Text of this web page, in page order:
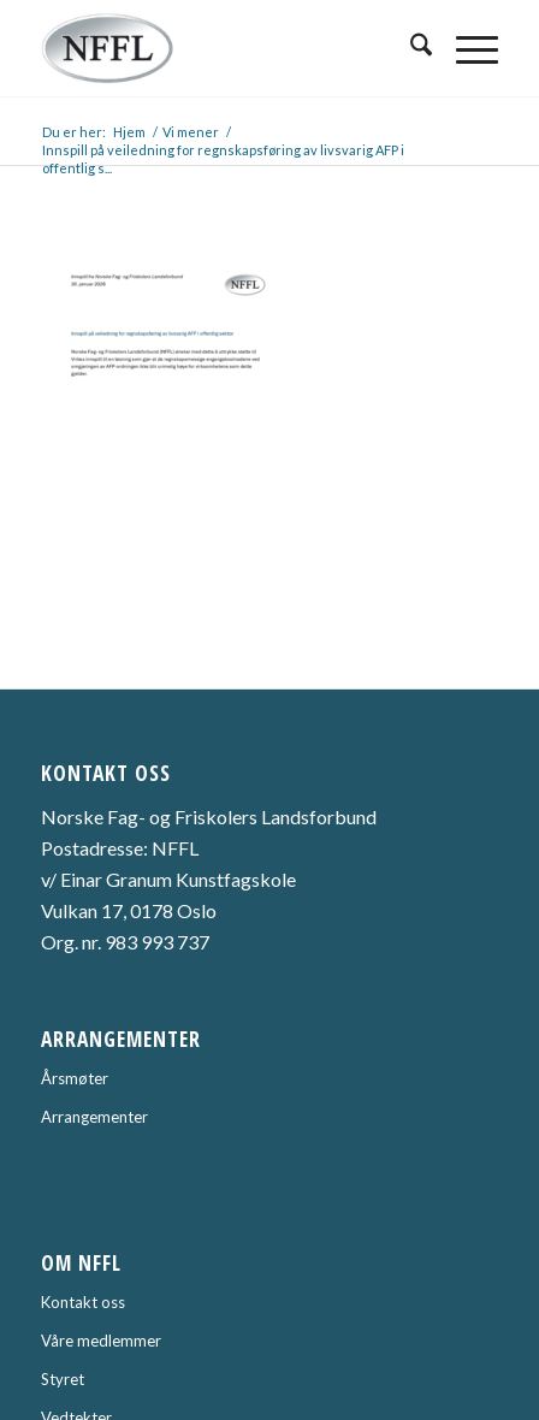
Du er her: Hjem / Vi mener /
Innspill på veiledning for regnskapsføring av livsvarig AFP i
offentlig s...
KONTAKT OSS
Norske Fag- og Friskolers Landsforbund
Postadresse: NFFL
v/ Einar Granum Kunstfagskole
Vulkan 17, 0178 Oslo
Org. nr. 983 993 737
ARRANGEMENTER
Årsmøter
Arrangementer
OM NFFL
Kontakt oss
Våre medlemmer
Styret